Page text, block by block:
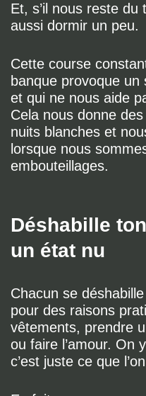
Et, s’il nous reste
aussi dormir un peu.
Cette course
banque provoque un
et qui ne nous aide
Cela nous donne
nuits blanches et
lorsque nous
embouteillages.
Déshabille
un état nu
Chacun se
pour des raisons
vêtements, prendre
ou faire l’amour. On
c’est juste ce que